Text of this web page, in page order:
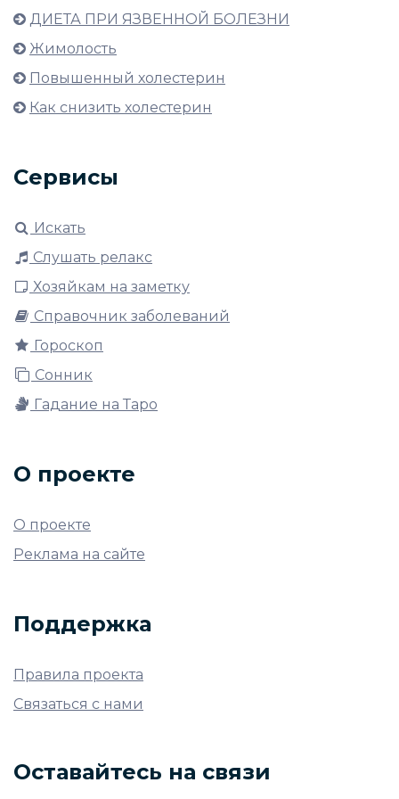
ДИЕТА ПРИ ЯЗВЕННОЙ БОЛЕЗНИ
Жимолость
Повышенный холестерин
Как снизить холестерин
Сервисы
Искать
Слушать релакс
Хозяйкам на заметку
Справочник заболеваний
Гороскоп
Сонник
Гадание на Таро
О проекте
О проекте
Реклама на сайте
Поддержка
Правила проекта
Связаться с нами
Оставайтесь на связи